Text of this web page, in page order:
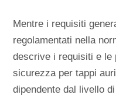
Mentre i requisiti
regolamentati nella
descrive i requisiti e le
sicurezza per tappi
dipendente dal livello